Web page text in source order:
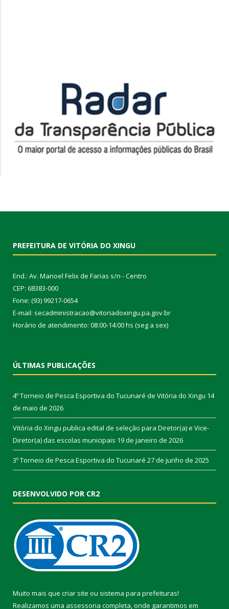
PREFEITURA DE VITÓRIA DO XINGU
End.: Av. Manoel Felix de Farias s/n - Centro
CEP: 68383-000
Fone: (93) 99217-0654
E-mail: secadministracao@vitoriadoxingu.pa.gov.br
Horário de atendimento: 08:00-14:00 hs (seg a sex)
ÚLTIMAS PUBLICAÇÕES
4º Torneio de Pesca Esportiva do Tucunaré de Vitória do Xingu 14
de maio de 2026
Vitória do Xingu publica edital de seleção para Diretor(a) e Vice-
Diretor(a) das escolas municipais 19 de janeiro de 2026
3º Torneio de Pesca Esportiva do Tucunaré 27 de junho de 2025
DESENVOLVIDO POR CR2
Muito mais que criar site ou sistema para prefeituras!
Realizamos uma assessoria completa, onde garantimos em